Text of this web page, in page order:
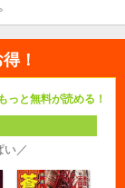
！
もっと無料が読める！
い／